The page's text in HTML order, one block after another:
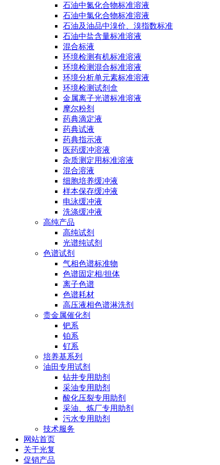
石油中氮化合物标准溶液
石油中氯化合物标准溶液
石油及油品中溴价、溴指数标准
石油中盐含量标准溶液
混合标液
环境检测有机标准溶液
环境检测混合标准溶液
环境分析单元素标准溶液
环境检测试剂盒
金属离子光谱标准溶液
摩尔粉剂
药典滴定液
药典试液
药典指示液
医药缓冲溶液
杂质测定用标准溶液
混合溶液
细胞培养缓冲液
样本保存缓冲液
电泳缓冲液
洗涤缓冲液
高纯产品
高纯试剂
光谱纯试剂
色谱试剂
气相色谱标准物
色谱固定相/担体
离子色谱
色谱耗材
高压液相色谱淋洗剂
贵金属催化剂
钯系
铂系
钌系
培养基系列
油田专用试剂
钻井专用助剂
采油专用助剂
酸化压裂专用助剂
采油、炼厂专用助剂
污水专用助剂
技术服务
网站首页
关于光复
促销产品